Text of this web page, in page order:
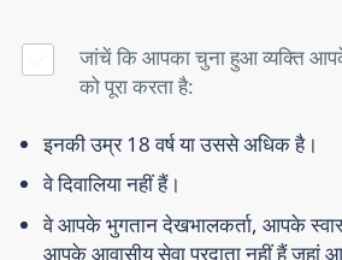
जांचें कि आपका चुना हुआ व्यक्ति
को पूरा करता है:
इनकी उम्र 18 वर्ष या उससे अधिक है।
वे दिवालिया नहीं हैं।
वे आपके भुगतान देखभालकर्ता, आपके
आपके आवासीय सेवा प्रदाता नहीं हैं जहां